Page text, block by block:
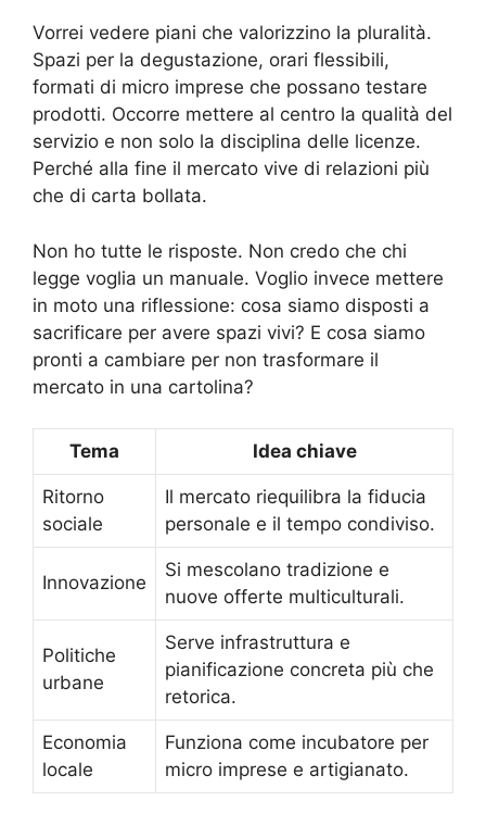
Vorrei vedere piani che valorizzino la pluralità.
Spazi per la degustazione, orari flessibili,
formati di micro imprese che possano testare
prodotti. Occorre mettere al centro la qualità del
servizio e non solo la disciplina delle licenze.
Perché alla fine il mercato vive di relazioni più
che di carta bollata.
Non ho tutte le risposte. Non credo che chi
legge voglia un manuale. Voglio invece mettere
in moto una riflessione: cosa siamo disposti a
sacrificare per avere spazi vivi? E cosa siamo
pronti a cambiare per non trasformare il
mercato in una cartolina?
Tema Idea chiave
Ritorno
sociale
Il mercato riequilibra la fiducia
personale e il tempo condiviso.
Innovazione
Si mescolano tradizione e
nuove offerte multiculturali.
Politiche
urbane
Serve infrastruttura e
pianificazione concreta più che
retorica.
Economia
locale
Funziona come incubatore per
micro imprese e artigianato.